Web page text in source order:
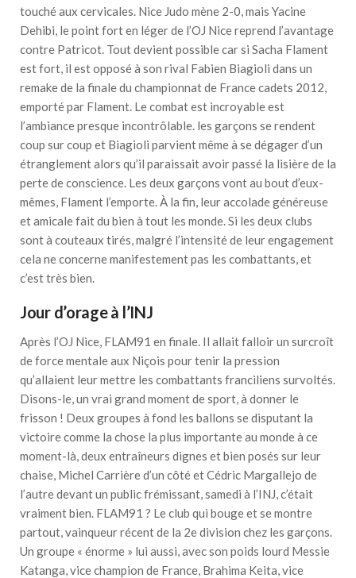
touché aux cervicales. Nice Judo mène 2-0, mais Yacine
Dehibi, le point fort en léger de l’OJ Nice reprend l’avantage
contre Patricot. Tout devient possible car si Sacha Flament
est fort, il est opposé à son rival Fabien Biagioli dans un
remake de la finale du championnat de France cadets 2012,
emporté par Flament. Le combat est incroyable est
l’ambiance presque incontrôlable. les garçons se rendent
coup sur coup et Biagioli parvient même à se dégager d’un
étranglement alors qu’il paraissait avoir passé la lisière de la
perte de conscience. Les deux garçons vont au bout d’eux-
mêmes, Flament l’emporte. À la fin, leur accolade généreuse
et amicale fait du bien à tout les monde. Si les deux clubs
sont à couteaux tirés, malgré l’intensité de leur engagement
cela ne concerne manifestement pas les combattants, et
c’est très bien.
Jour d’orage à l’INJ
Après l’OJ Nice, FLAM91 en finale. Il allait falloir un surcroît
de force mentale aux Niçois pour tenir la pression
qu’allaient leur mettre les combattants franciliens survoltés.
Disons-le, un vrai grand moment de sport, à donner le
frisson ! Deux groupes à fond les ballons se disputant la
victoire comme la chose la plus importante au monde à ce
moment-là, deux entraîneurs dignes et bien posés sur leur
chaise, Michel Carrière d’un côté et Cédric Margallejo de
l’autre devant un public frémissant, samedi à l’INJ, c’était
vraiment bien. FLAM91 ? Le club qui bouge et se montre
partout, vainqueur récent de la 2e division chez les garçons.
Un groupe « énorme » lui aussi, avec son poids lourd Messie
Katanga, vice champion de France, Brahima Keita, vice